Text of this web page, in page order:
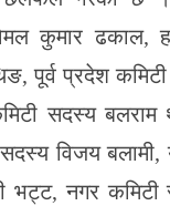
कुमार ढकाल,
पूर्व प्रदेश
सदस्य बलराम
विजय बलामी,
भट्ट, नगर कमिटी